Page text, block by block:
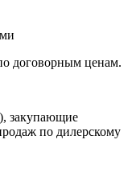
договорным ценам.
закупающие
по дилерскому